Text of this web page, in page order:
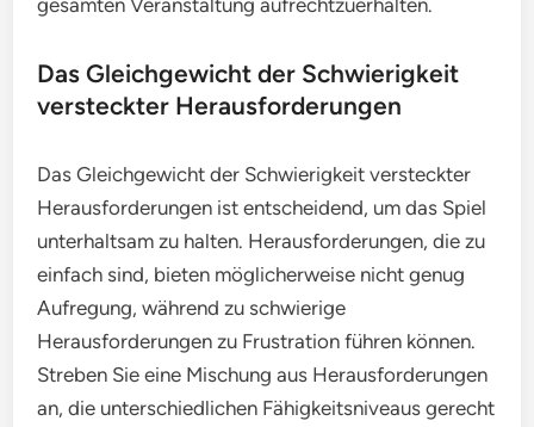
Das Gleichgewicht der Schwierigkeit
versteckter Herausforderungen
Das Gleichgewicht der Schwierigkeit versteckter
Herausforderungen ist entscheidend, um das Spiel
unterhaltsam zu halten. Herausforderungen, die zu
einfach sind, bieten möglicherweise nicht genug
Aufregung, während zu schwierige
Herausforderungen zu Frustration führen können.
Streben Sie eine Mischung aus Herausforderungen
an, die unterschiedlichen Fähigkeitsniveaus gerecht